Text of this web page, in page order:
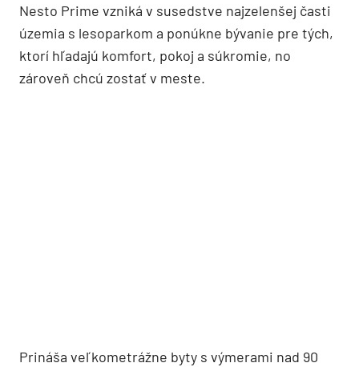
Nesto Prime vzniká v susedstve najzelenšej časti
územia s lesoparkom a ponúkne bývanie pre tých,
ktorí hľadajú komfort, pokoj a súkromie, no
zároveň chcú zostať v meste.
Prináša veľkometrážne byty s výmerami nad 90